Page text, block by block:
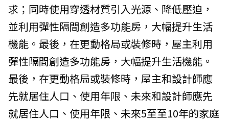
求；同時使用穿透材質引入光源、降低壓迫，
並利用彈性隔間創造多功能房，大幅提升生活
機能。最後，在更動格局或裝修時，屋主利用
彈性隔間創造多功能房，大幅提升生活機能。
最後，在更動格局或裝修時，屋主和設計師應
先就居住人口、使用年限、未來和設計師應先
就居住人口、使用年限、未來5至至10年的家庭